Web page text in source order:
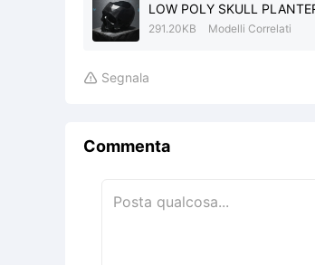
LOW POLY SKULL
291.20KB Modelli Correlati
 Segnala
Commenta